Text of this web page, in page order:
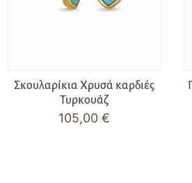
Σκουλαρίκια Χρυσά καρδιές
Τυρκουάζ
105,00€